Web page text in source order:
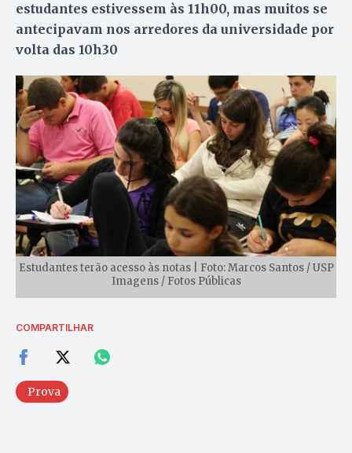
estudantes estivessem às 11h00, mas muitos se
antecipavam nos arredores da universidade por
volta das 10h30
Estudantes terão acesso às notas | Foto: Marcos Santos / USP
Imagens / Fotos Públicas
COMPARTILHAR
Prova